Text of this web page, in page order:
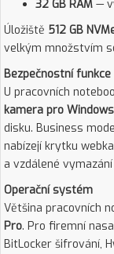
32 GB RAM —
Úložiště 512 GB
velkým množstvím
Bezpečnostní funkce
U pracovních
kamera pro
disku. Business
nabízejí krytku
a vzdálené
Operační systém
Většina pracovních
Pro. Pro firemní
BitLocker šifrování,